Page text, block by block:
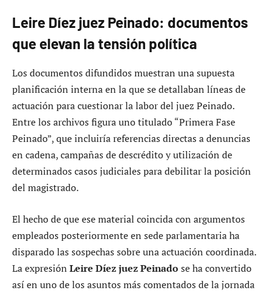
Leire Díez juez Peinado: documentos
que elevan la tensión política
Los documentos difundidos muestran una supuesta
planificación interna en la que se detallaban líneas de
actuación para cuestionar la labor del juez Peinado.
Entre los archivos figura uno titulado “Primera Fase
Peinado”, que incluiría referencias directas a denuncias
en cadena, campañas de descrédito y utilización de
determinados casos judiciales para debilitar la posición
del magistrado.
El hecho de que ese material coincida con argumentos
empleados posteriormente en sede parlamentaria ha
disparado las sospechas sobre una actuación coordinada.
La expresión Leire Díez juez Peinado se ha convertido
así en uno de los asuntos más comentados de la jornada